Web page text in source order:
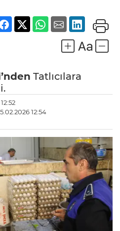
Tatlıcılara
12:54